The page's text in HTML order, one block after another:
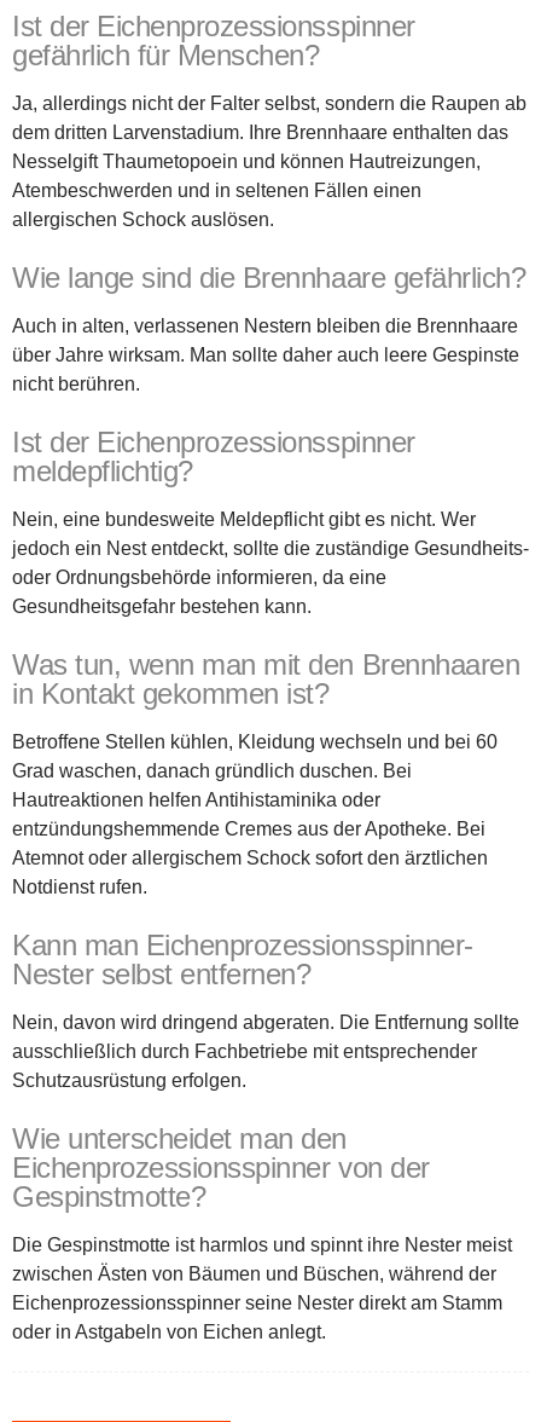
Ist der Eichenprozessionsspinner
gefährlich für Menschen?
Ja, allerdings nicht der Falter selbst, sondern die Raupen ab
dem dritten Larvenstadium. Ihre Brennhaare enthalten das
Nesselgift Thaumetopoein und können Hautreizungen,
Atembeschwerden und in seltenen Fällen einen
allergischen Schock auslösen.
Wie lange sind die Brennhaare gefährlich?
Auch in alten, verlassenen Nestern bleiben die Brennhaare
über Jahre wirksam. Man sollte daher auch leere Gespinste
nicht berühren.
Ist der Eichenprozessionsspinner
meldepflichtig?
Nein, eine bundesweite Meldepflicht gibt es nicht. Wer
jedoch ein Nest entdeckt, sollte die zuständige Gesundheits-
oder Ordnungsbehörde informieren, da eine
Gesundheitsgefahr bestehen kann.
Was tun, wenn man mit den Brennhaaren
in Kontakt gekommen ist?
Betroffene Stellen kühlen, Kleidung wechseln und bei 60
Grad waschen, danach gründlich duschen. Bei
Hautreaktionen helfen Antihistaminika oder
entzündungshemmende Cremes aus der Apotheke. Bei
Atemnot oder allergischem Schock sofort den ärztlichen
Notdienst rufen.
Kann man Eichenprozessionsspinner-
Nester selbst entfernen?
Nein, davon wird dringend abgeraten. Die Entfernung sollte
ausschließlich durch Fachbetriebe mit entsprechender
Schutzausrüstung erfolgen.
Wie unterscheidet man den
Eichenprozessionsspinner von der
Gespinstmotte?
Die Gespinstmotte ist harmlos und spinnt ihre Nester meist
zwischen Ästen von Bäumen und Büschen, während der
Eichenprozessionsspinner seine Nester direkt am Stamm
oder in Astgabeln von Eichen anlegt.